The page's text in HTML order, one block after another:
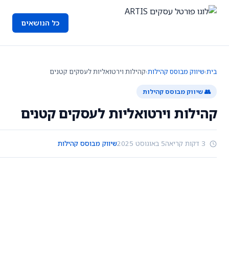
כל הנושאים
בית›שיווק מבוסס קהילות›קהילות וירטואליות לעסקים קטנים
👥 שיווק מבוסס קהילות
קהילות וירטואליות לעסקים קטנים
5 באוגוסט 2025 שיווק מבוסס קהילות